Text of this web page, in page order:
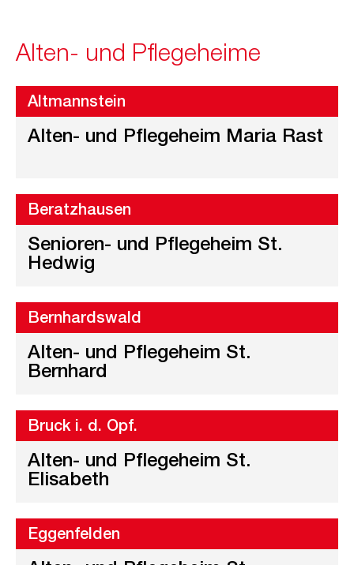
Alten- und Pflegeheime
Altmannstein
Alten- und Pflegeheim Maria Rast
Beratzhausen
Senioren- und Pflegeheim St.
Hedwig
Bernhardswald
Alten- und Pflegeheim St.
Bernhard
Bruck i. d. Opf.
Alten- und Pflegeheim St.
Elisabeth
Eggenfelden